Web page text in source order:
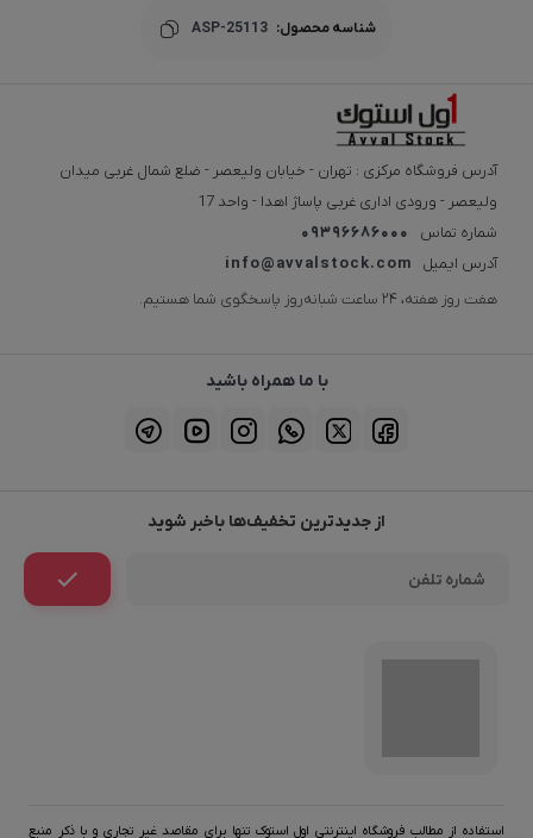
شناسه محصول: ASP-25113
آدرس فروشگاه مرکزی : تهران - خیابان ولیعصر - ضلع شمال غربی میدان
ولیعصر - ورودی اداری غربی پاساژ اهدا - واحد 17
شماره تماس
09396686000
آدرس ایمیل
info@avvalstock.com
هفت روز هفته، ۲۴ ساعت شبانه‌روز پاسخگوی شما هستیم.
با ما همراه باشید
از جدیدترین تخفیف‌ها باخبر شوید
استفاده از مطالب فروشگاه اینترنتی اول استوک تنها برای مقاصد غیر تجاری و با ذکر منبع